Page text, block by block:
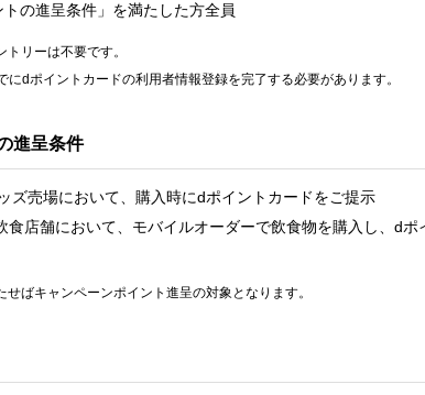
の進呈条件」を満たした方全員
リーは不要です。
dポイントカードの利用者情報登録を完了する必要があります。
進呈条件
ズ売場において、購入時にdポイントカードをご提示
店舗において、モバイルオーダーで飲食物を購入し、d
せばキャンペーンポイント進呈の対象となります。